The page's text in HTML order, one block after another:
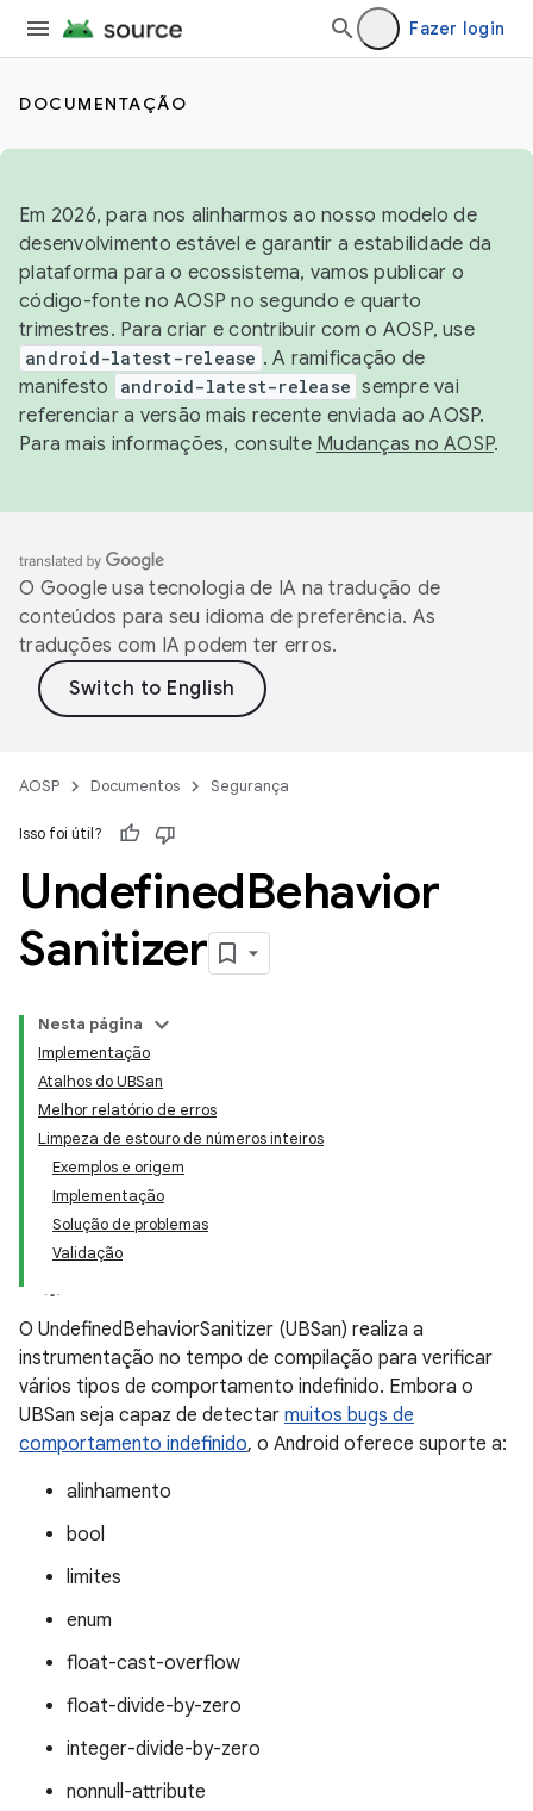
Fazer login
DOCUMENTAÇÃO
Em 2026, para nos alinharmos ao nosso modelo de
desenvolvimento estável e garantir a estabilidade da
plataforma para o ecossistema, vamos publicar o
código-fonte no AOSP no segundo e quarto
trimestres. Para criar e contribuir com o AOSP, use
android-latest-release . A ramificação de
manifesto
android-latest-release sempre vai
referenciar a versão mais recente enviada ao AOSP.
Para mais informações, consulte Mudanças no AOSP.
O Google usa tecnologia de IA na tradução de
conteúdos para seu idioma de preferência. As
traduções com IA podem ter erros.
AOSP Documentos Segurança
Isso foi útil?
UndefinedBehavior
Sanitizer
Nesta página
Implementação
Atalhos do UBSan
Melhor relatório de erros
Limpeza de estouro de números inteiros
Exemplos e origem
Implementação
Solução de problemas
Validação
O UndefinedBehaviorSanitizer (UBSan) realiza a
instrumentação no tempo de compilação para verificar
vários tipos de comportamento indefinido. Embora o
UBSan seja capaz de detectar muitos bugs de
comportamento indefinido, o Android oferece suporte a:
alinhamento
bool
limites
enum
float-cast-overflow
float-divide-by-zero
integer-divide-by-zero
nonnull-attribute